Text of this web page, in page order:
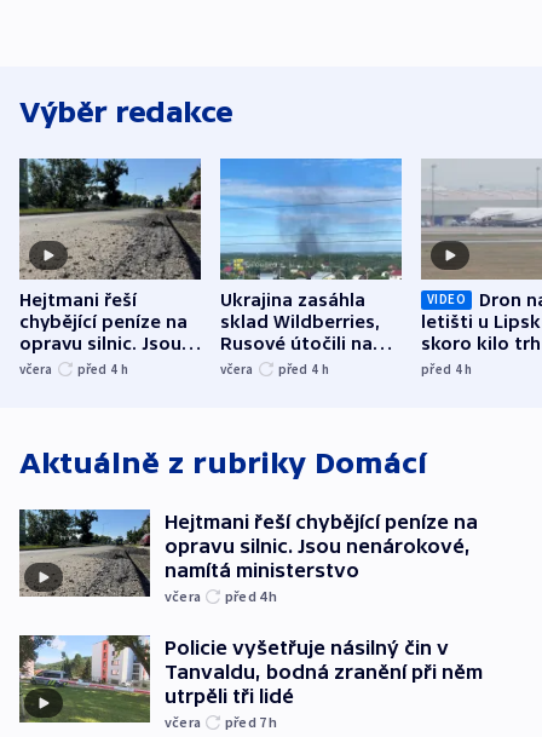
Výběr redakce
Hejtmani řeší
chybějící peníze na
opravu silnic. Jsou
nenárokové, namítá
včera před 4 h
Ukrajina zasáhla
sklad Wildberries,
Rusové útočili na
trh, hasiče či
včera před 4 h
VIDEO
Dron
letišti u
skoro kilo
indicie
před 4h
Aktuálně z rubriky Domácí
Hejtmani řeší chybějící peníze na
opravu silnic. Jsou nenárokové,
namítá ministerstvo
včera před 4h
Policie vyšetřuje násilný čin v
Tanvaldu, bodná zranění při něm
utrpěli tři lidé
včera před 7h